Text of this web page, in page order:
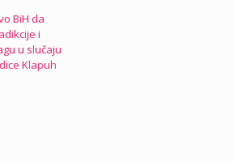
BiH da
i
u slučaju
Klapuh